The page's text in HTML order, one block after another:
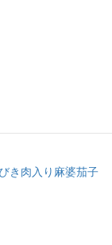
き肉入り麻婆茄子